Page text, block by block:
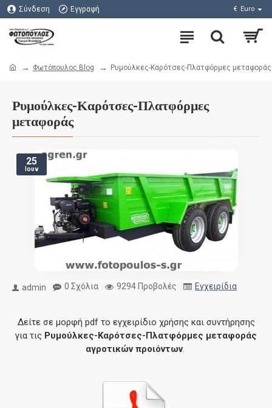
Σύνδεση Εγγραφή € Euro
Φωτόπουλος Blog Ρυμούλκες-Καρότσες-Πλατφόρμες μεταφοράς
Ρυμούλκες-Καρότσες-Πλατφόρμες
μεταφοράς
25
Ιουν
admin 0 Σχόλια 9294 Προβολές Εγχειρίδια
Δείτε σε μορφή pdf το εγχειρίδιο χρήσης και συντήρησης
για τις Ρυμούλκες-Καρότσες-Πλατφόρμες μεταφοράς
αγροτικών προιόντων.